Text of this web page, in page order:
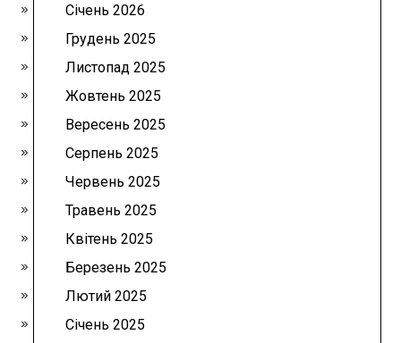
Січень 2026
Грудень 2025
Листопад 2025
Жовтень 2025
Вересень 2025
Серпень 2025
Червень 2025
Травень 2025
Квітень 2025
Березень 2025
Лютий 2025
Січень 2025